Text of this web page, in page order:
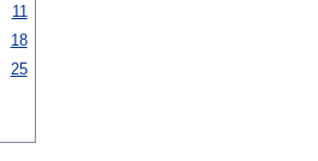
11
18
25